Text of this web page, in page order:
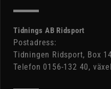
Tidnings AB Ridsport
Postadress:
Tidningen Ridsport, Box
Telefon 0156-132 40,